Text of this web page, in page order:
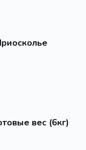
вес (6кг)